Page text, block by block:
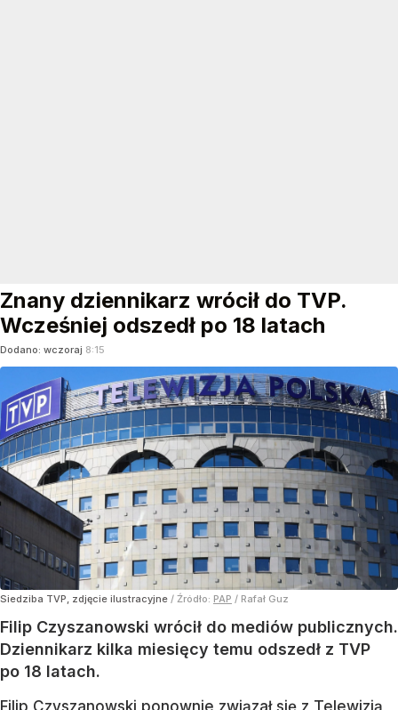
Znany dziennikarz wrócił do TVP.
Wcześniej odszedł po 18 latach
Dodano: wczoraj 8:15
Siedziba TVP, zdjęcie ilustracyjne / Źródło: PAP / Rafał Guz
Filip Czyszanowski wrócił do mediów publicznych.
Dziennikarz kilka miesięcy temu odszedł z TVP
po 18 latach.